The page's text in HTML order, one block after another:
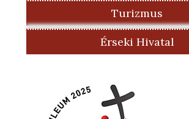
Turizmus
Érseki Hivatal